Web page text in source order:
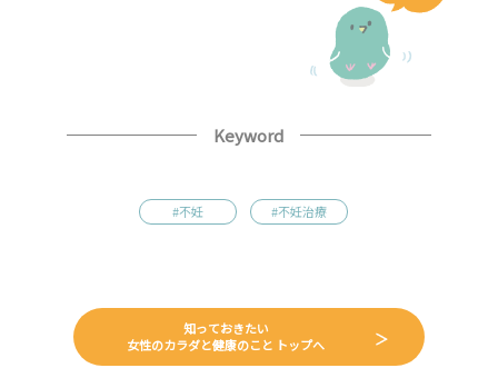
Keyword
#不妊 #不妊治療
知っておきたい
女性のカラダと健康のこと トップへ